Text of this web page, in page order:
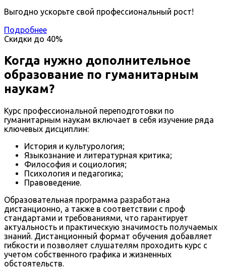
Выгодно ускорьте свой профессиональный рост!
Подробнее
Скидки до 40%
Когда нужно дополнительное
образование по гуманитарным
наукам?
Курс профессиональной переподготовки по
гуманитарным наукам включает в себя изучение ряда
ключевых дисциплин:
История и культурология;
Языкознание и литературная критика;
Философия и социология;
Психология и педагогика;
Правоведение.
Образовательная программа разработана
дистанционно, а также в соответствии с проф
стандартами и требованиями, что гарантирует
актуальность и практическую значимость получаемых
знаний. Дистанционный формат обучения добавляет
гибкости и позволяет слушателям проходить курс с
учетом собственного графика и жизненных
обстоятельств.